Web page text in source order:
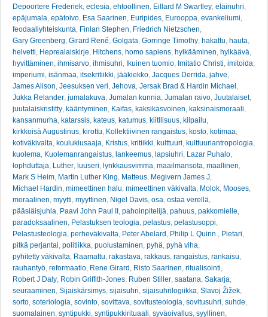
Depoortere Frederiek, eclesia, ehtoollinen, Eillard M Swartley, eläinuhri,
epäjumala, epätoivo, Esa Saarinen, Euripides, Eurooppa, evankeliumi,
feodaaliyhteiskunta, Finlan Stephen, Friedrich Nietzschen,
Gary Greenberg, Girard René, Golgata, Gorringe Timothy, hakattu, hauta,
helvetti, Heprealaiskirje, Hitchens, homo sapiens, hylkääminen, hylkäävä,
hyvittäminen, ihmisarvo, ihmisuhri, Ikuinen tuomio, Imitatio Christi, imitoida,
imperiumi, isänmaa, itsekritiikki, jääkiekko, Jacques Derrida, jahve,
James Alison, Jeesuksen veri, Jehova, Jersak Brad & Hardin Michael ,
Jukka Relander, jumalakuva, Jumalan kunnia, Jumalan raivo, Juutalaiset,
juutalaiskristitty, kääntyminen, Kaifas, kaksikasvoinen, kaksinaismoraali,
kansanmurha, katarssis, kateus, katumus, kiitllisuus, kilpailu,
kirkkoisä Augustinus, kirottu, Kollektiivinen rangaistus, kosto, kotimaa,
kotiväkivalta, koulukiusaaja, Kristus, kritiikki, kulttuuri, kulttuuriantropologia,
kuolema, Kuolemanrangaistus, lankeemus, lapsiuhri, Lazar Puhalo,
lophduttaja, Luther, luuseri, lynkkausvimma, maailmansota, maallinen,
Mark S Heim, Martin Luther King, Matteus, Megivern James J,
Michael Hardin, mimeettinen halu, mimeettinen väkivalta, Molok, Mooses,
moraalinen, myytti, myyttinen, Nigel Davis, osa, ostaa verellä,
pääsiäisjuhla, Paavi John Paul II , pahoinpitelijä, pahuus, pakkomielle,
paradoksaalinen, Pelastuksen teologia, pelastus, pelastusoppi,
Pelastusteologia, perheväkivalta, Peter Abelard , Philip L Quinn., Pietari,
pitkä perjantai, politiikka, puolustaminen, pyhä, pyhä viha,
pyhitetty väkivalta, Raamattu, rakastava, rakkaus, rangaistus, rankaisu,
rauhantyö, reformaatio, Rene Girard , Risto Saarinen, ritualisointi,
Robert J Daly, Robin Griffith-Jones, Ruben Stiller, saatana, Sakarja,
seuraaminen, Sijaiskärsimys, sijaisuhri, sijaisuhrilogiikka, Slavoj Žižek,
sorto, soteriologia, sovinto, sovittava, sovitusteologia, sovitusuhri, suhde,
suomalainen, syntipukki, syntipukkirituaali, syväoivallus, syyllinen,